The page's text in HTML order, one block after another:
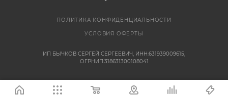
ПОЛИТИКА КОНФИДЕНЦИАЛЬНОСТИ
УСЛОВИЯ ОФЕРТЫ
ИП БЫЧКОВ СЕРГЕЙ СЕРГЕЕВИЧ, ИНН:631939009615,
ОГРНИП:318631300108041